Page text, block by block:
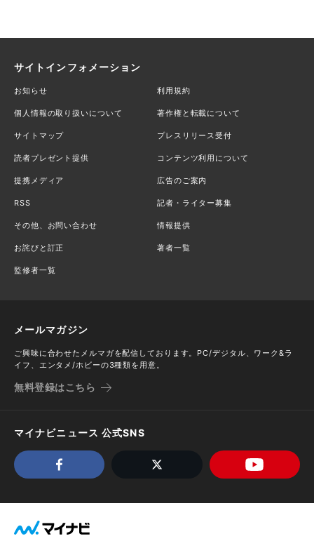
サイトインフォメーション
お知らせ 利用規約
個人情報の取り扱いについて 著作権と転載について
サイトマップ プレスリリース受付
読者プレゼント提供 コンテンツ利用について
提携メディア 広告のご案内
RSS 記者・ライター募集
その他、お問い合わせ 情報提供
お詫びと訂正 著者一覧
監修者一覧
メールマガジン
ご興味に合わせたメルマガを配信しております。PC/デジタル、ワーク&ラ
イフ、エンタメ/ホビーの3種類を用意。
無料登録はこちら
マイナビニュース 公式SNS